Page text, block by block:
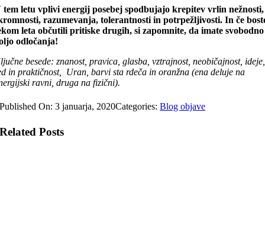
tem letu vplivi energij posebej spodbujajo krepitev vrlin nežnosti,
razumevanja, tolerantnosti in potrpežljivosti. In če
leta občutili pritiske drugih, si zapomnite, da imate svobodno
odločanja!
besede: znanost, pravica, glasba, vztrajnost, neobičajnost, ideje,
in praktičnost, Uran, barvi sta rdeča in oranžna (ena deluje na
ravni, druga na fizični).
Published On: 3 januarja, 2020Categories:Blog objave
Related Posts